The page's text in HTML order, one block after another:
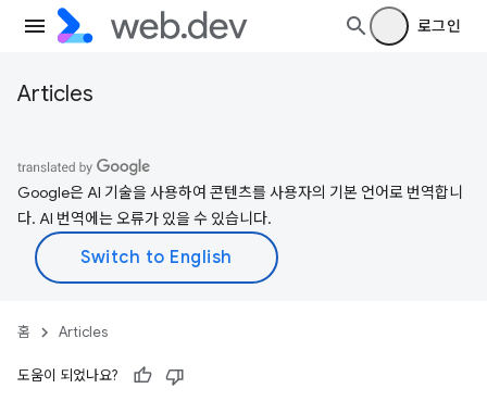
로그인
Articles
Google은 AI 기술을 사용하여 콘텐츠를 사용자의 기본 언어로 번역합니
다. AI 번역에는 오류가 있을 수 있습니다.
홈 Articles
도움이 되었나요?